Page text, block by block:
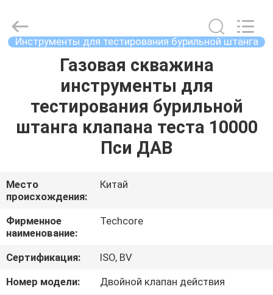
ПРОДУКТЫ
ПУТЕШЕСТВИЕ
ФАБРИКИ
ПРОВЕРКА
КАЧЕСТВА
Co.,Ltd,.
RightsИнструменты для тестирования бурильной штанга
Газовая скважина
инструменты для
тестирования бурильной
штанга клапана теста 10000
Пси ДАВ
Место
происхождения:
Китай
Фирменное
наименование:
Techcore
Сертификация:
ISO, BV
Номер модели:
Двойной клапан действия